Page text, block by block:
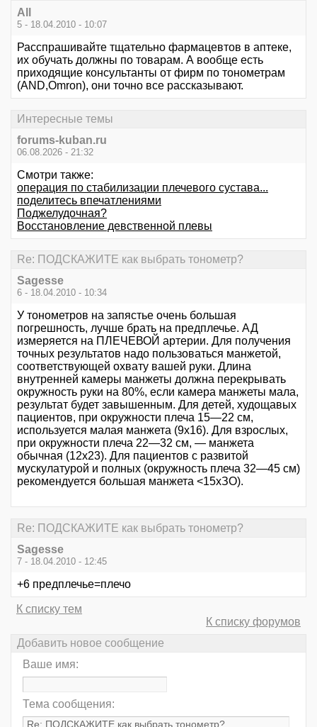
All
5 - 18.04.2010 - 10:07
Расспрашивайте тщательно фармацевтов в аптеке,
их обучать должны по товарам. А вообще есть
приходящие консультанты от фирм по тонометрам
(AND,Omron), они точно все рассказывают.
Интересные темы
forums-kuban.ru
06.08.2026 - 21:32
Смотри также:
операция по стабилизации плечевого сустава...
поделитесь впечатлениями
Поджелудочная?
Восстановление девственной плевы
Re: ПОДСКАЖИТЕ как выбрать тонометр?
Sagesse
6 - 18.04.2010 - 10:34
У тонометров на запястье очень большая
погрешность, лучше брать на предплечье. АД
измеряется на ПЛЕЧЕВОЙ артерии. Для получения
точных результатов надо пользоваться манжетой,
соответствующей охвату вашей руки. Длина
внутренней камеры манжеты должна перекрывать
окружность руки на 80%, если камера манжеты мала,
результат будет завышенным. Для детей, худощавых
пациентов, при окружности плеча 15—22 см,
используется малая манжета (9x16). Для взрослых,
при окружности плеча 22—32 см, — манжета
обычная (12x23). Для пациентов с развитой
мускулатурой и полных (окружность плеча 32—45 см)
рекомендуется большая манжета <15хЗО).
Re: ПОДСКАЖИТЕ как выбрать тонометр?
Sagesse
7 - 18.04.2010 - 12:45
+6 предплечье=плечо
К списку тем
К списку форумов
Добавить новое сообщение
Ваше имя:
Тема сообщения: